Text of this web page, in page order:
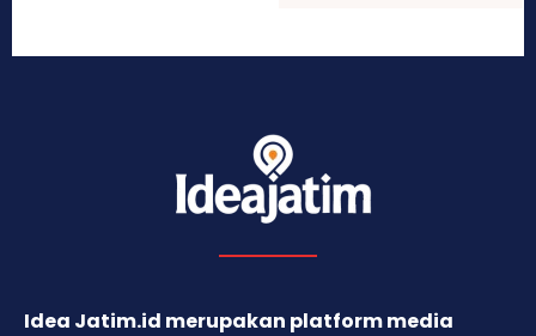
Idea Jatim.id merupakan platform media